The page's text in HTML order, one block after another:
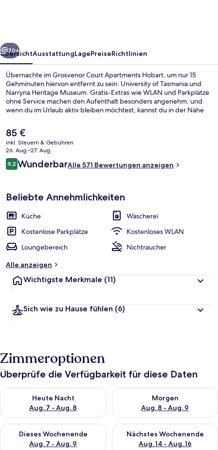
Weiter
70+
ÜbersichtAusstattungLagePreiseRichtlinien
Übernachte im Grosvenor Court Apartments Hobart, um nur 15
Gehminuten hiervon entfernt zu sein: University of Tasmania und
Narryna Heritage Museum. Gratis-Extras wie WLAN und Parkplätze
ohne Service machen den Aufenthalt besonders angenehm, und
wenn du im Urlaub aktiv bleiben möchtest, kannst du in der Nähe
die Möglichkeiten zum Mountainbiken nutzen. Die Apartments
bieten tolle Annehmlichkeiten wie Küchen, Smart-TVs und
hochwertige Bettwaren. Anderen Reisenden gefallen das
hilfsbereite Personal und die fußgängerfreundliche Lage.
Der
aktuelle
Preis
beträgt
85 €.
85 €
inkl. Steuern & Gebühren
26. Aug.–27. Aug.
Bewertungen
9,29,2 von 10.
WunderbarAlle 571 Bewertungen anzeigen
Beliebte Annehmlichkeiten
Küche
Wäscherei
Kostenlose Parkplätze
Kostenloses WLAN
Loungebereich
Nichtraucher
Alle anzeigen
Wichtigste Merkmale (11)
Sich wie zu Hause fühlen (6)
Zimmeroptionen
Überprüfe die Verfügbarkeit für diese Daten
Heute Nacht
Aug. 7 - Aug. 8
Überprüfe die Verfügbarkeit für heute Nacht, Aug. 7 - Aug. 8.
Morgen
Aug. 8 - Aug. 9
Überprüfe die Verfügbarkeit
Dieses Wochenende
Aug. 7 - Aug. 9
Überprüfe die Verfügbarkeit für dieses Wochenende, Aug. 7
Nächstes Wochenende
Aug. 14 - Aug. 16
Überprüfe die Verfügbarkeit